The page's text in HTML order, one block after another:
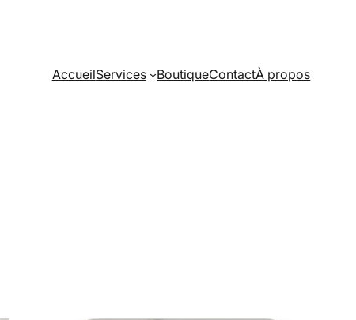
AccueilServices BoutiqueContactÀ propos